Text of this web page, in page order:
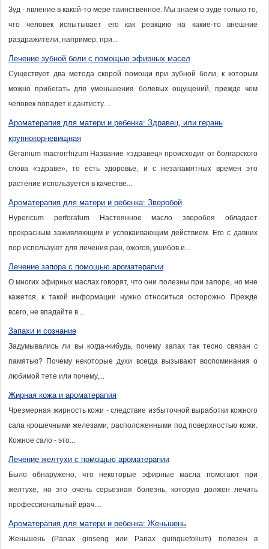
Зуд - явление в какой-то мере таинственное. Мы знаем о зуде только то,
что человек испытывает его как реакцию на какие-то внешние
раздражители, например, при...
Лечение зубной боли с помощью эфирных масел
Существует два метода скорой помощи при зубной боли, к которым
можно прибегать для уменьшения болевых ощущений, прежде чем
человек попадет к дантисту....
Ароматерапия для матери и ребенка: Здравец, или герань
крупнокорневищная
Geranium macrorrhizum Название «здравец» происходит от болгарского
слова «здраве», то есть здоровье, и с незапамятных времен это
растение используется в качестве...
Ароматерапия для матери и ребенка: Зверобой
Hypericum perforatum Настоянное масло зверобоя обладает
прекрасным заживляющим и успокаивающим действием. Его с давних
пор используют для лечения ран, ожогов, ушибов и...
Лечение запора с помощью ароматерапии
О многих эфирных маслах говорят, что они полезны при запоре, но мне
кажется, к такой информации нужно относиться осторожно. Прежде
всего, не впадайте в...
Запахи и сознание
Задумывались ли вы когда-нибудь, почему запах так тесно связан с
памятью? Почему некоторые духи всегда вызывают воспоминания о
любимой тете или почему,...
Жирная кожа и ароматерапия
Чрезмерная жирность кожи - следствие избыточной выработки кожного
сала крошечными железами, расположенными под поверхностью кожи.
Кожное сало - это...
Лечение желтухи с помощью ароматерапии
Было обнаружено, что некоторые эфирные масла помогают при
желтухе, но это очень серьезная болезнь, которую должен лечить
профессиональный врач....
Ароматерапия для матери и ребенка: Женьшень
Женьшень (Panax ginseng или Panax quinquefolium) полезен в